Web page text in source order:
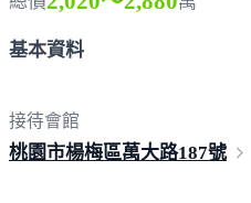
基本資料
接待會館
桃園市楊梅區萬大路187號